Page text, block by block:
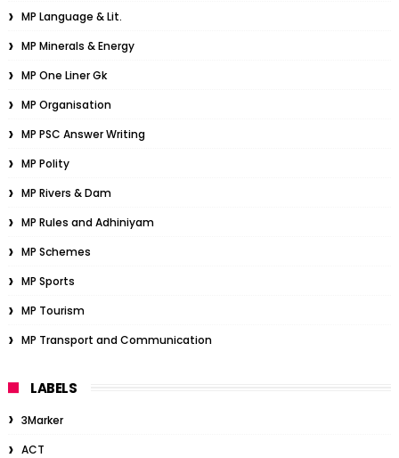
MP Language & Lit.
MP Minerals & Energy
MP One Liner Gk
MP Organisation
MP PSC Answer Writing
MP Polity
MP Rivers & Dam
MP Rules and Adhiniyam
MP Schemes
MP Sports
MP Tourism
MP Transport and Communication
LABELS
3Marker
ACT